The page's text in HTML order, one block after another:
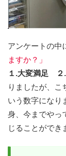
アンケートの中
ますか？」
１.大変満足
りましたが、こ
いう数字になり
身、今までやっ
じることができ